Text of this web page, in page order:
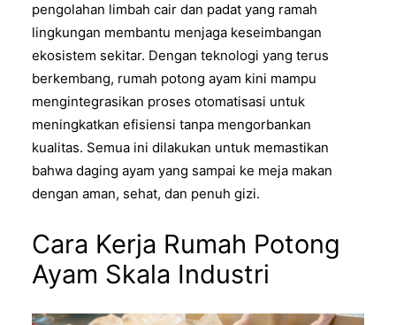
pengolahan limbah cair dan padat yang ramah
lingkungan membantu menjaga keseimbangan
ekosistem sekitar. Dengan teknologi yang terus
berkembang, rumah potong ayam kini mampu
mengintegrasikan proses otomatisasi untuk
meningkatkan efisiensi tanpa mengorbankan
kualitas. Semua ini dilakukan untuk memastikan
bahwa daging ayam yang sampai ke meja makan
dengan aman, sehat, dan penuh gizi.
Cara Kerja Rumah Potong
Ayam Skala Industri